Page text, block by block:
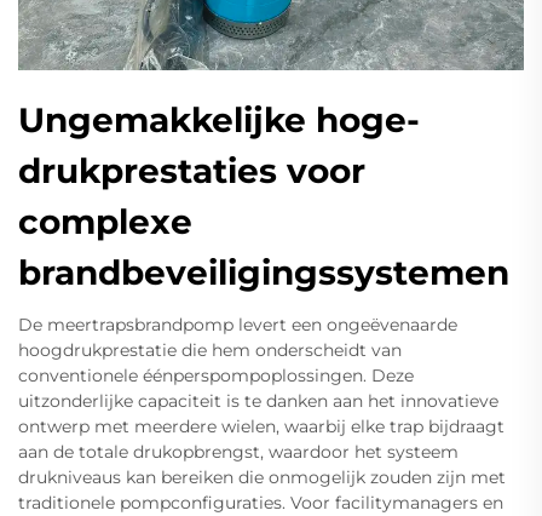
Ungemakkelijke hoge-
drukprestaties voor
complexe
brandbeveiligingssystemen
De meertrapsbrandpomp levert een ongeëvenaarde
hoogdrukprestatie die hem onderscheidt van
conventionele éénperspompoplossingen. Deze
uitzonderlijke capaciteit is te danken aan het innovatieve
ontwerp met meerdere wielen, waarbij elke trap bijdraagt
aan de totale drukopbrengst, waardoor het systeem
drukniveaus kan bereiken die onmogelijk zouden zijn met
traditionele pompconfiguraties. Voor facilitymanagers en